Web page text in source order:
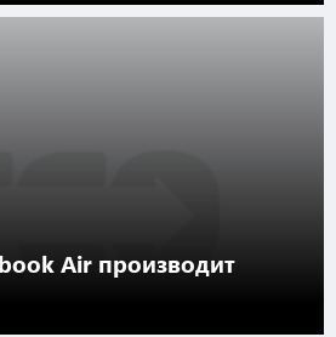
Air производит